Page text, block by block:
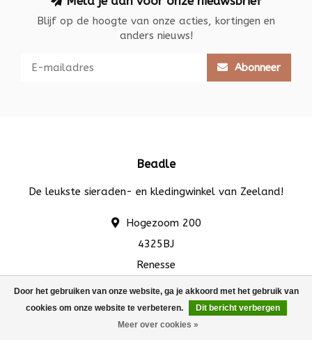
Door het gebruiken van onze website, ga je akkoord met het gebruik van
cookies om onze website te verbeteren.
Dit bericht verbergen
Meer over cookies »
Blijf op de hoogte van onze acties, kortingen en
anders nieuws!
Abonneer
Beadle
De leukste sieraden- en kledingwinkel van Zeeland!
Hogezoom 200
4325BJ
Renesse
info@beadle.nl
FILTERS